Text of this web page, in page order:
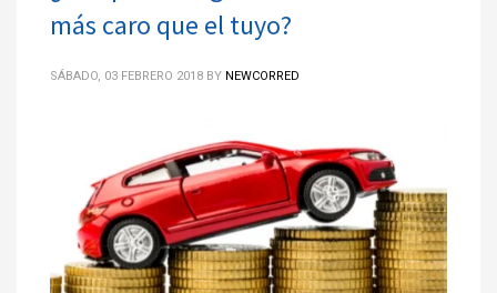
más caro que el tuyo?
SÁBADO, 03 FEBRERO 2018 BY NEWCORRED